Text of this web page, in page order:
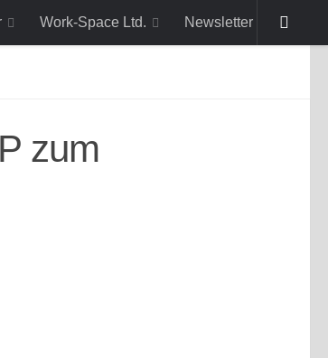
Work-Space Ltd. Newsletter
zum